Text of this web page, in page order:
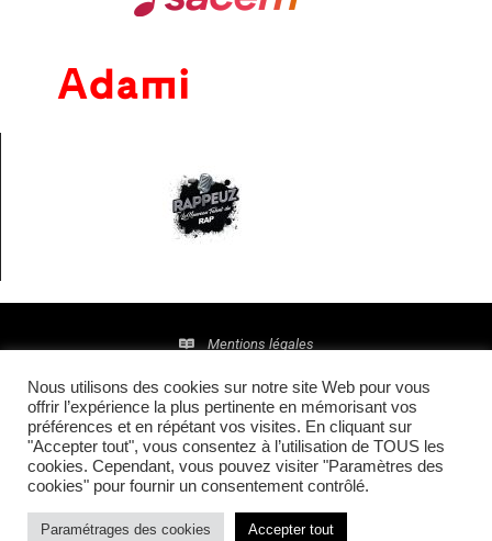
Mentions légales
Politique de confidentialité
© 2016 • Site maintenu et mis à jour parTI(E)GER
COMMUNICATION
Nous utilisons des cookies sur notre site Web pour vous
offrir l’expérience la plus pertinente en mémorisant vos
préférences et en répétant vos visites. En cliquant sur
"Accepter tout", vous consentez à l’utilisation de TOUS les
cookies. Cependant, vous pouvez visiter "Paramètres des
cookies" pour fournir un consentement contrôlé.
Paramétrages des cookies Accepter tout